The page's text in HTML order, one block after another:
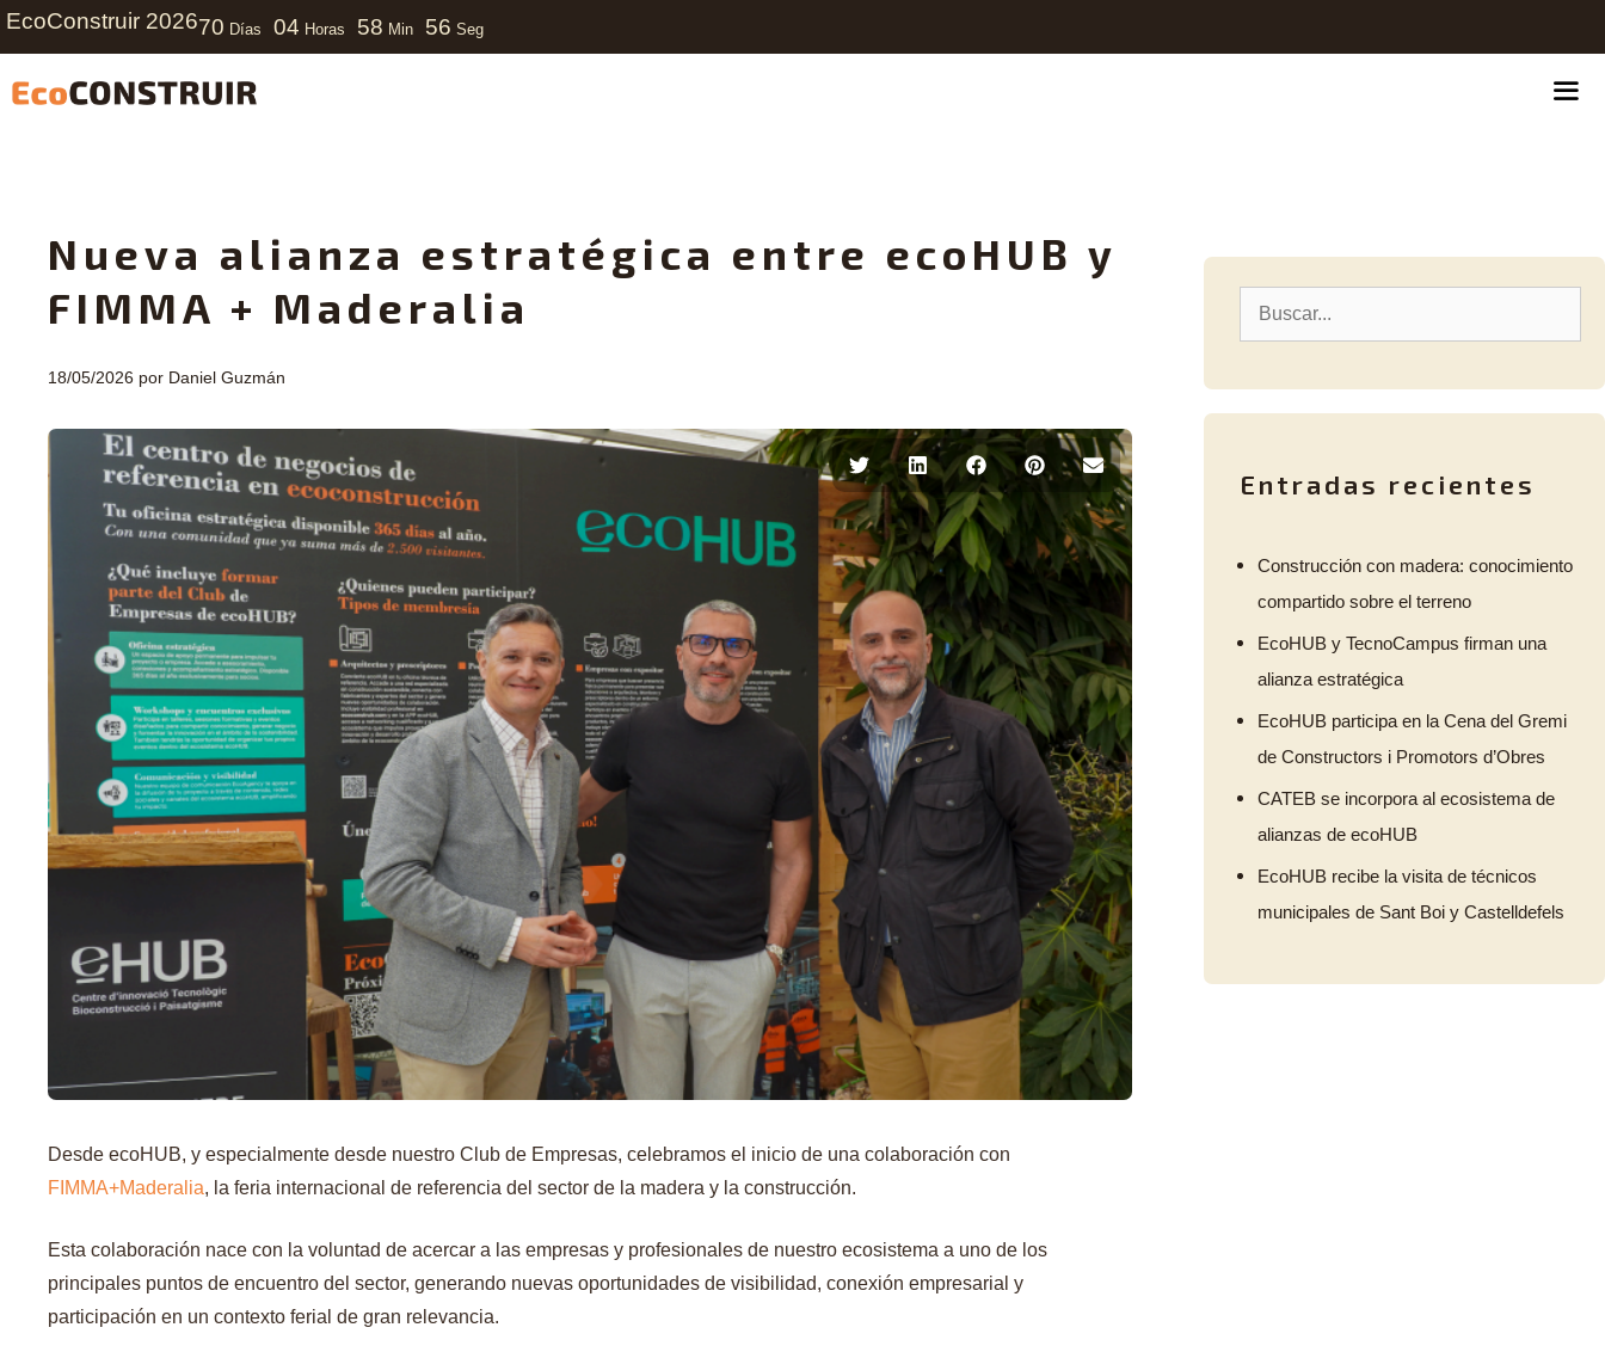
EcoConstruir 202670 Días 04 Horas 58 Min 55 Seg
Nueva alianza estratégica entre ecoHUB y
FIMMA + Maderalia
18/05/2026 por Daniel Guzmán
Desde ecoHUB, y especialmente desde nuestro Club de Empresas, celebramos el inicio de una colaboración con
FIMMA+Maderalia, la feria internacional de referencia del sector de la madera y la construcción.
Esta colaboración nace con la voluntad de acercar a las empresas y profesionales de nuestro ecosistema a uno de los
principales puntos de encuentro del sector, generando nuevas oportunidades de visibilidad, conexión empresarial y
participación en un contexto ferial de gran relevancia.
Entradas recientes
Construcción con madera: conocimiento
compartido sobre el terreno
EcoHUB y TecnoCampus firman una
alianza estratégica
EcoHUB participa en la Cena del Gremi
de Constructors i Promotors d’Obres
CATEB se incorpora al ecosistema de
alianzas de ecoHUB
EcoHUB recibe la visita de técnicos
municipales de Sant Boi y Castelldefels